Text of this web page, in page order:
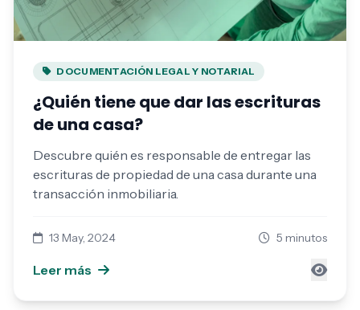
DOCUMENTACIÓN LEGAL Y NOTARIAL
¿Quién tiene que dar las escrituras
de una casa?
Descubre quién es responsable de entregar las
escrituras de propiedad de una casa durante una
transacción inmobiliaria.
13 May, 2024 5 minutos
Leer más